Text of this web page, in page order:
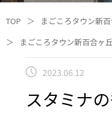
TOP ＞
まごころタウン新
＞
まごころタウン新百合ヶ
2023.06.12
スタミナ